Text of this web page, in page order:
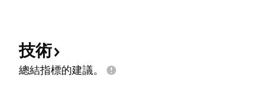
技術
總結指標的建議。